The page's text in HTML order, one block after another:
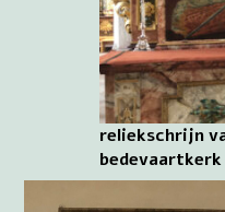
reliekschrijn